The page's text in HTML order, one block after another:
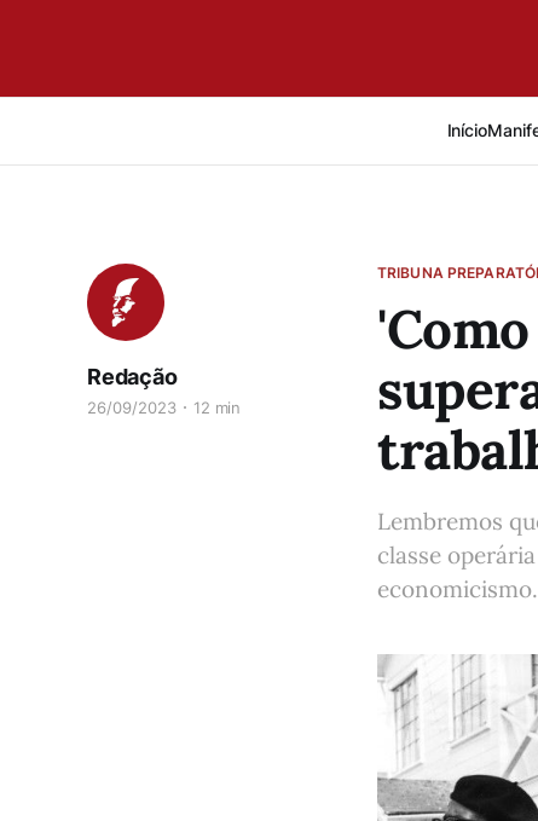
Início
TRIBUNA
Redação
26/09/2023 12 min
Lembremos
classe
economicismo.